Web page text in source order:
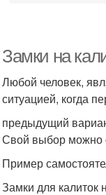
Замки на
Любой человек,
ситуацией, когда
предыдущий
Свой выбор можно
Пример
Замки для